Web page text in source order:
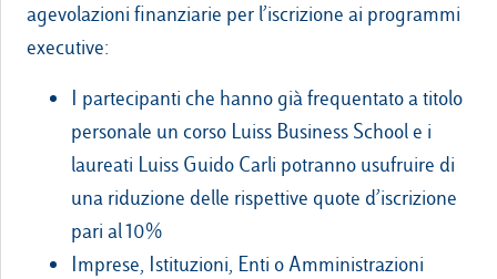
agevolazioni finanziarie per l’iscrizione ai programmi
executive:
I partecipanti che hanno già frequentato a titolo
personale un corso Luiss Business School e i
laureati Luiss Guido Carli potranno usufruire di
una riduzione delle rispettive quote d’iscrizione
pari al 10%
Imprese, Istituzioni, Enti o Amministrazioni